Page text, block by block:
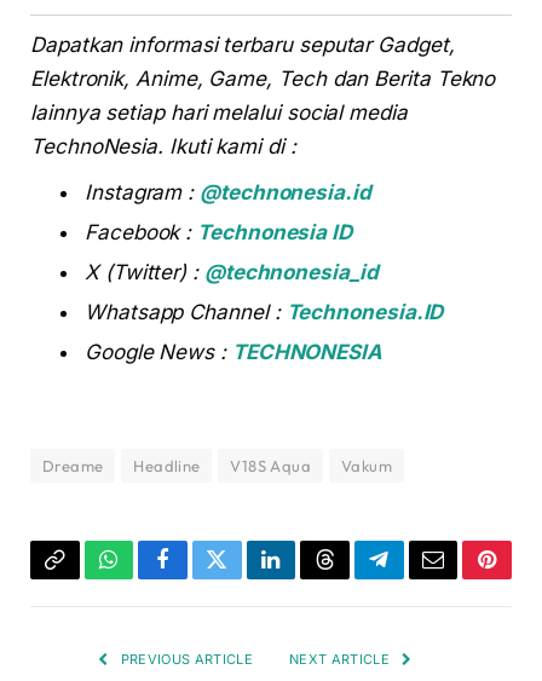
Dapatkan informasi terbaru seputar Gadget,
Elektronik, Anime, Game, Tech dan Berita Tekno
lainnya setiap hari melalui social media
TechnoNesia. Ikuti kami di :
Instagram : @technonesia.id
Facebook : Technonesia ID
X (Twitter) : @technonesia_id
Whatsapp Channel : Technonesia.ID
Google News : TECHNONESIA
Dreame Headline V18S Aqua Vakum
Copy WhatsAppFacebookTwitterLinkedInThreadsTelegramEmail
PREVIOUS ARTICLE NEXT ARTICLE